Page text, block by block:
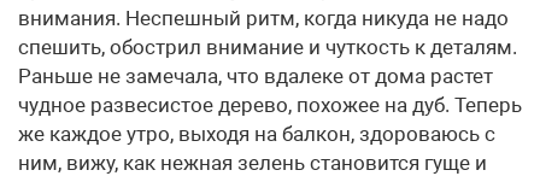
внимания. Неспешный ритм, когда никуда не надо
спешить, обострил внимание и чуткость к деталям.
Раньше не замечала, что вдалеке от дома растет
чудное развесистое дерево, похожее на дуб. Теперь
же каждое утро, выходя на балкон, здороваюсь с
ним, вижу, как нежная зелень становится гуще и